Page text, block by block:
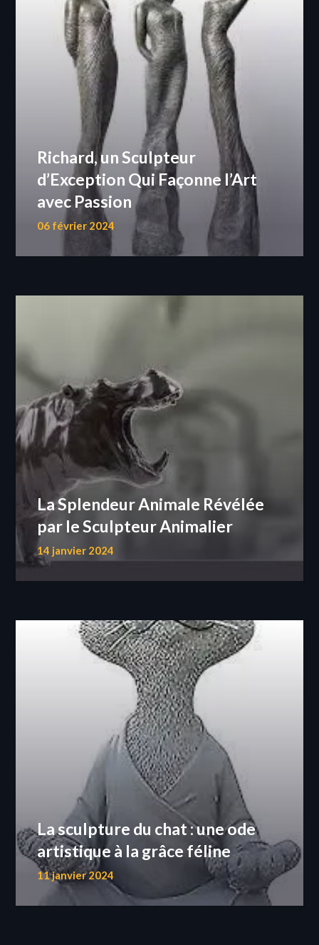
Richard, un Sculpteur
d’Exception Qui Façonne l’Art
avec Passion
06 février 2024
La Splendeur Animale Révélée
par le Sculpteur Animalier
14 janvier 2024
La sculpture du chat : une ode
artistique à la grâce féline
11 janvier 2024